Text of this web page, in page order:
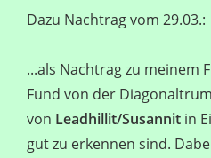
Dazu Nachtrag vom 29.03.:
...als Nachtrag zu meinem
Fund von der
von Leadhillit/Susannit in
gut zu erkennen sind.